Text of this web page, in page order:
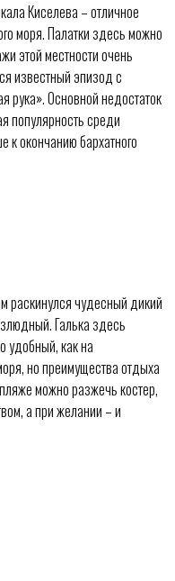
Киселева – отличное
моря. Палатки здесь можно
этой местности очень
известный эпизод с
рука». Основной недостаток
популярность среди
к окончанию бархатного
чудесный дикий
Галька здесь
удобный, как на
но преимущества отдыха
можно разжечь костер,
а при желании – и